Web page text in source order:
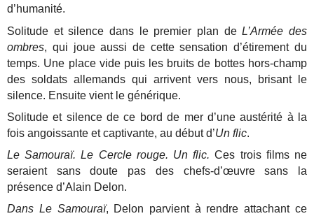
d’humanité.
Solitude et silence dans le premier plan deL’Armée des
ombres, qui joue aussi de cette sensation d’étirement du
temps. Une place vide puis les bruits de bottes hors-champ
des soldats allemands qui arrivent vers nous, brisant le
silence. Ensuite vient le générique.
Solitude et silence de ce bord de mer d’une austérité à la
fois angoissante et captivante, au début d’Un flic.
Le Samouraï. Le Cercle rouge. Un flic. Ces trois films ne
seraient sans doute pas des chefs-d’œuvre sans la
présence d’Alain Delon.
Dans Le Samouraï, Delon parvient à rendre attachant ce